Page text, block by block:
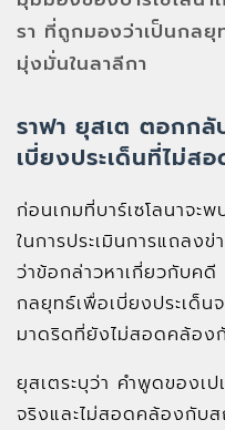
รา ที่ถูกมองว่าเป็นกลยุ
มุ่งมั่นในลาลีกา
ราฟา ยุสเต ตอกกลั
เบี่ยงประเด็นที่ไม่ส
ก่อนเกมที่บาร์เซโลนาจะ
ในการประเมินการแถลง
ว่าข้อกล่าวหาเกี่ยวกับคดี
กลยุทธ์เพื่อเบี่ยงประเด็น
มาดริดที่ยังไม่สอดคล้อง
ยุสเตระบุว่า คำพูดของเ
จริงและไม่สอดคล้องกับ